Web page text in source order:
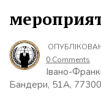
0 Comments
Івано-
Бандери, 51А, 77300